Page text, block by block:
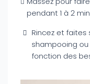
pendant 1 à 2
Rincez et faites
shampooing
fonction des